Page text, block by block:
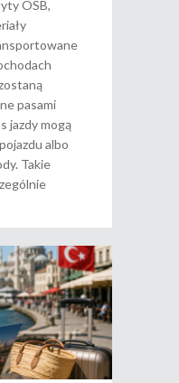
OSB,
pasami
jazdy mogą
albo
Takie